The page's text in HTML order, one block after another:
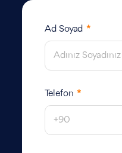
Ad Soyad *
Telefon *